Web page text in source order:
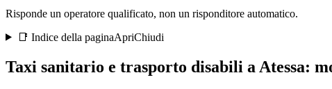
Risponde un operatore qualificato, non un risponditore automatico.
📑 Indice della paginaApriChiudi
Taxi sanitario e trasporto disabili a Atessa: